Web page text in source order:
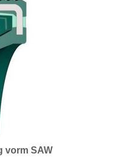
vorm SAW